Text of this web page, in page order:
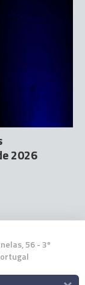
2026
56 - 3º